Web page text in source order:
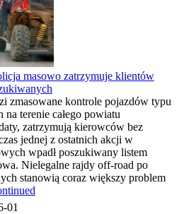
masowo zatrzymuje klientów
zmasowane kontrole pojazdów typu
terenie całego powiatu
zatrzymują kierowców bez
jednej z ostatnich akcji w
wpadł poszukiwany listem
Nielegalne rajdy off-road po
stanowią coraz większy problem
01